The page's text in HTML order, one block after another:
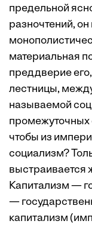
предельной
разночтений,
материальная
преддверие
лестницы,
называемой
промежуточных
чтобы из
социализм?
выстраивается
Капитализм —
—
капитализм